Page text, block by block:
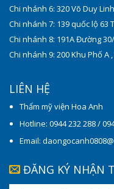
Chi nhánh 6: 320 Võ Duy
Chi nhánh 7: 139 quốc lộ 63
Chi nhánh 8: 191A Đường
Chi nhánh 9: 200 Khu Phố A
LIÊN HỆ
Thẩm mỹ viện Hoa Anh
Hotline: 0944 232 288 /
Email:
ĐĂNG KÝ NHẬN